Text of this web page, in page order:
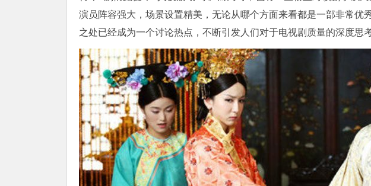
演员阵容强大，场景设置精美，无论从哪个方面来看都是一部非常优
之处已经成为一个讨论热点，不断引发人们对于电视剧质量的深度思考